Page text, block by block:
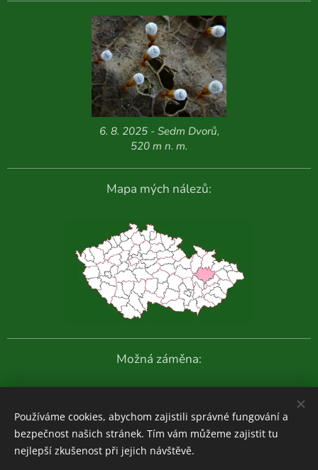
6. 8. 2025 - Sedm Dvorů,
520 m n. m.
Mapa mých nálezů:
Možná záměna:
Další fotografie:
Používáme cookies, abychom zajistili správné fungování a
bezpečnost našich stránek. Tím vám můžeme zajistit tu
nejlepší zkušenost při jejich návštěvě.